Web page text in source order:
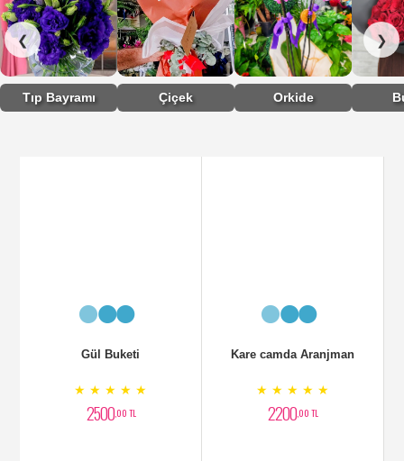
❮
Tıp Bayramı Çiçek Orkide
❯
Gül Buketi
★ ★ ★ ★ ★
2500,00 TL
Kare camda Aranjman
★ ★ ★ ★ ★
2200,00 TL